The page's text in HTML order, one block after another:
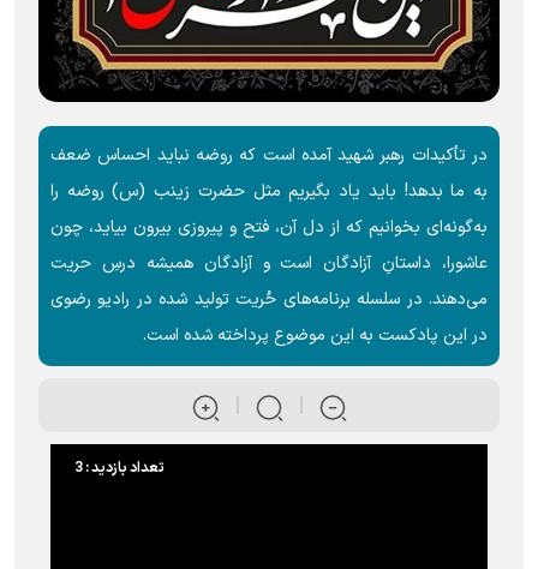
در تأکیدات رهبر شهید آمده است که روضه نباید احساس ضعف
به ما بدهد! باید یاد بگیریم مثل حضرت زینب (س) روضه را
به‌گونه‌ای بخوانیم که از دل آن، فتح و پیروزی بیرون بیاید، چون
عاشورا، داستانِ آزادگان است و آزادگان همیشه درسِ حریت
می‌دهند. در سلسله برنامه‌های حُریت تولید شده در رادیو رضوی
در این پادکست به این موضوع پرداخته شده است.
تعداد بازدید : 3